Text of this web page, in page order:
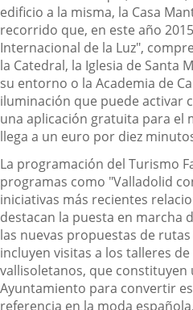
edificio a la misma, la Casa
recorrido que, en este año
Internacional de la Luz",
la Catedral, la Iglesia de Santa
su entorno o la Academia de
iluminación que puede activar
una aplicación gratuita para el
llega a un euro por diez
La programación del Turismo
programas como "Valladolid
iniciativas más recientes
destacan la puesta en marcha
las nuevas propuestas de
incluyen visitas a los talleres
vallisoletanos, que constituyen
Ayuntamiento para convertir
referencia en la moda española.